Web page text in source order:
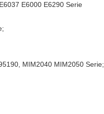
E6000 E6290 Serie
MIM2040 MIM2050 Serie;